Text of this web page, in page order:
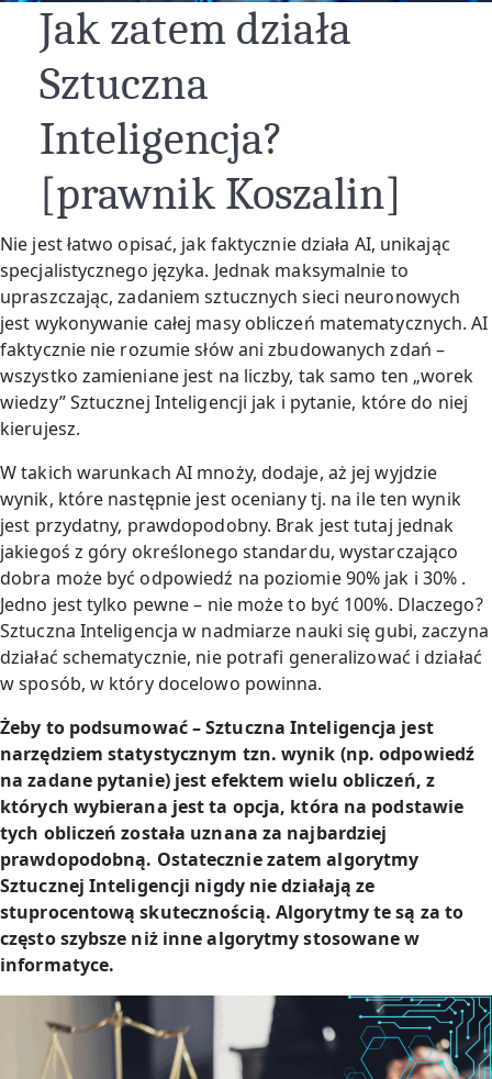
Jak zatem działa
Sztuczna
Inteligencja?
[prawnik Koszalin]
Nie jest łatwo opisać, jak faktycznie działa AI, unikając
specjalistycznego języka. Jednak maksymalnie to
upraszczając, zadaniem sztucznych sieci neuronowych
jest wykonywanie całej masy obliczeń matematycznych. AI
faktycznie nie rozumie słów ani zbudowanych zdań –
wszystko zamieniane jest na liczby, tak samo ten „worek
wiedzy” Sztucznej Inteligencji jak i pytanie, które do niej
kierujesz.
W takich warunkach AI mnoży, dodaje, aż jej wyjdzie
wynik, które następnie jest oceniany tj. na ile ten wynik
jest przydatny, prawdopodobny. Brak jest tutaj jednak
jakiegoś z góry określonego standardu, wystarczająco
dobra może być odpowiedź na poziomie 90% jak i 30% .
Jedno jest tylko pewne – nie może to być 100%. Dlaczego?
Sztuczna Inteligencja w nadmiarze nauki się gubi, zaczyna
działać schematycznie, nie potrafi generalizować i działać
w sposób, w który docelowo powinna.
Żeby to podsumować – Sztuczna Inteligencja jest
narzędziem statystycznym tzn. wynik (np. odpowiedź
na zadane pytanie) jest efektem wielu obliczeń, z
których wybierana jest ta opcja, która na podstawie
tych obliczeń została uznana za najbardziej
prawdopodobną. Ostatecznie zatem algorytmy
Sztucznej Inteligencji nigdy nie działają ze
stuprocentową skutecznością. Algorytmy te są za to
często szybsze niż inne algorytmy stosowane w
informatyce.